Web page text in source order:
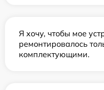
Я хочу, чтобы мое
ремонтировалось
комплектующими.